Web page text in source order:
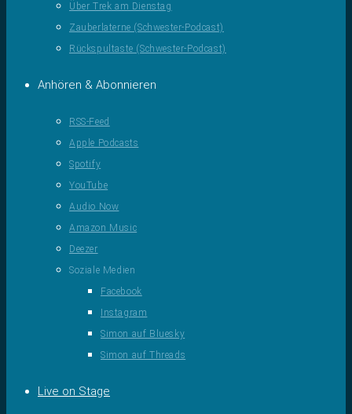
Über Trek am Dienstag
Zauberlaterne (Schwester-Podcast)
Rückspultaste (Schwester-Podcast)
Anhören & Abonnieren
RSS-Feed
Apple Podcasts
Spotify
YouTube
Audio Now
Amazon Music
Deezer
Soziale Medien
Facebook
Instagram
Simon auf Bluesky
Simon auf Threads
Live on Stage